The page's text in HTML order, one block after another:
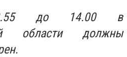
до 14.00 в
области должны